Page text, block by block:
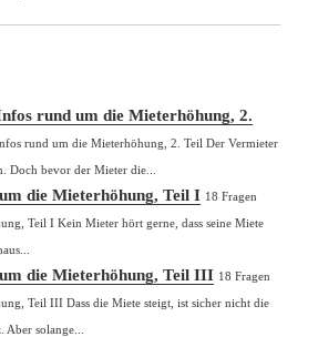
rund um die Mieterhöhung, 2.
rund um die Mieterhöhung, 2. Teil Der Vermieter
Doch bevor der Mieter die...
die Mieterhöhung, Teil I 18 Fragen
Teil I Kein Mieter hört gerne, dass seine Miete
die Mieterhöhung, Teil III 18 Fragen
Teil III Dass die Miete steigt, ist sicher nicht die
Aber solange...